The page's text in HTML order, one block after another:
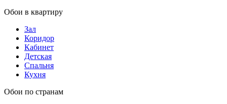
Обои в квартиру
Зал
Коридор
Кабинет
Детская
Спальня
Кухня
Обои по странам